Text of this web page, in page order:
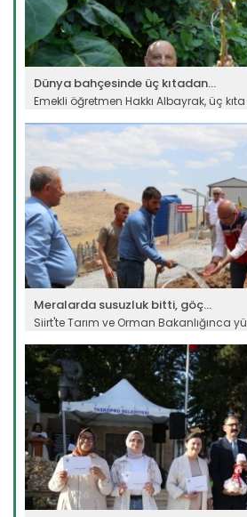
Dünya bahçesinde üç kıtadan...
Emekli öğretmen Hakkı Albayrak, üç
Devamını Oku ->
Meralarda susuzluk bitti, göç...
Siirt'te Tarım ve Orman Bakanlığınca
Devamını Oku ->